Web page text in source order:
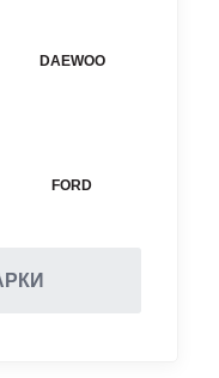
DAEWOO
FORD